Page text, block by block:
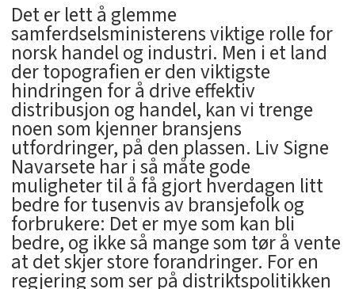
Det er lett å glemme
samferdselsministerens viktige rolle for
norsk handel og industri. Men i et land
der topografien er den viktigste
hindringen for å drive effektiv
distribusjon og handel, kan vi trenge
noen som kjenner bransjens
utfordringer, på den plassen. Liv Signe
Navarsete har i så måte gode
muligheter til å få gjort hverdagen litt
bedre for tusenvis av bransjefolk og
forbrukere: Det er mye som kan bli
bedre, og ikke så mange som tør å vente
at det skjer store forandringer. For en
regjering som ser på distriktspolitikken